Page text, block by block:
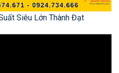
Siêu Lớn Thành Đạt